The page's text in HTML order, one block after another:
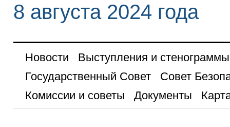
8 августа 2024 года
Новости
Выступления и стенограммы
Государственный Совет
Совет
Комиссии и советы
Документы